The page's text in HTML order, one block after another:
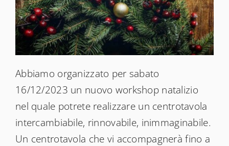
Abbiamo organizzato per sabato
16/12/2023 un nuovo workshop natalizio
nel quale potrete realizzare un centrotavola
intercambiabile, rinnovabile, inimmaginabile.
Un centrotavola che vi accompagnerà fino a